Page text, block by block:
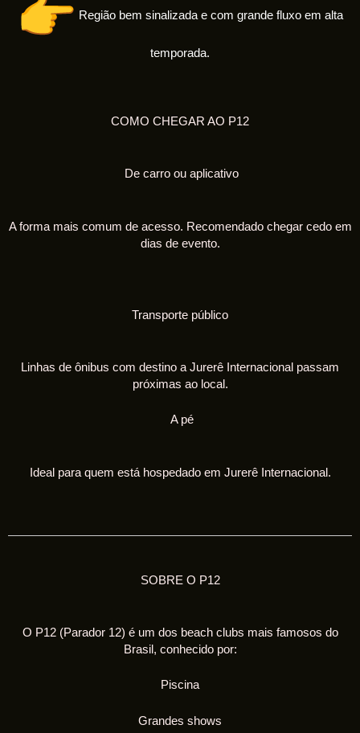
Região bem sinalizada e com grande fluxo em alta
temporada.
COMO CHEGAR AO P12
De carro ou aplicativo
A forma mais comum de acesso. Recomendado chegar cedo em
dias de evento.
Transporte público
Linhas de ônibus com destino a Jurerê Internacional passam
próximas ao local.
A pé
Ideal para quem está hospedado em Jurerê Internacional.
SOBRE O P12
O P12 (Parador 12) é um dos beach clubs mais famosos do
Brasil, conhecido por:
Piscina
Grandes shows